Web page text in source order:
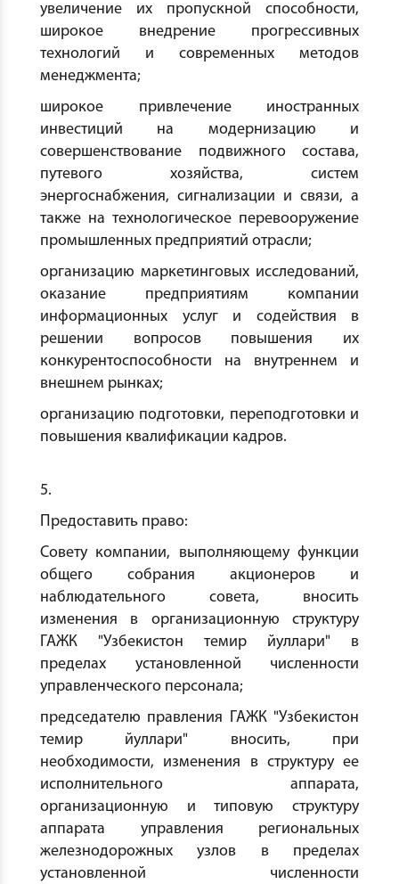
увеличение их пропускной способности,
широкое внедрение прогрессивных
технологий и современных методов
менеджмента;
широкое привлечение иностранных
инвестиций на модернизацию и
совершенствование подвижного состава,
путевого хозяйства, систем
энергоснабжения, сигнализации и связи, а
также на технологическое перевооружение
промышленных предприятий отрасли;
организацию маркетинговых исследований,
оказание предприятиям компании
информационных услуг и содействия в
решении вопросов повышения их
конкурентоспособности на внутреннем и
внешнем рынках;
организацию подготовки, переподготовки и
повышения квалификации кадров.
5.
Предоставить право:
Совету компании, выполняющему функции
общего собрания акционеров и
наблюдательного совета, вносить
изменения в организационную структуру
ГАЖК "Узбекистон темир йуллари" в
пределах установленной численности
управленческого персонала;
председателю правления ГАЖК "Узбекистон
темир йуллари" вносить, при
необходимости, изменения в структуру ее
исполнительного аппарата,
организационную и типовую структуру
аппарата управления региональных
железнодорожных узлов в пределах
установленной численности